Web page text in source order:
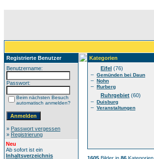
Registrierte Benutzer
Benutzername:
Passwort:
Beim nächsten Besuch
automatisch anmelden?
» Passwort vergessen
» Registrierung
Neu
Ab sofort ist ein
Inhaltsverzeichnis
Kategorien
Eifel (76)
– Gemünden bei Daun
– Nohn
– Rurberg
Ruhrgebiet (60)
– Duisburg
– Veranstaltungen